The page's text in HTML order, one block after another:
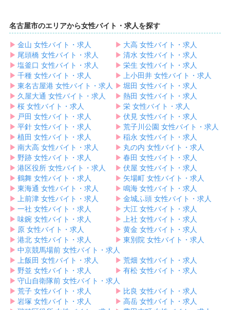
名古屋市のエリアから女性バイト・求人を探す
▶︎ 金山 女性バイト・求人 ▶︎ 大高 女性バイト・求人
▶︎ 尾頭橋 女性バイト・求人 ▶︎ 清水 女性バイト・求人
▶︎ 塩釜口 女性バイト・求人 ▶︎ 栄生 女性バイト・求人
▶︎ 千種 女性バイト・求人 ▶︎ 上小田井 女性バイト・求人
▶︎ 東名古屋港 女性バイト・求人 ▶︎ 堀田 女性バイト・求人
▶︎ 久屋大通 女性バイト・求人 ▶︎ 熱田 女性バイト・求人
▶︎ 桜 女性バイト・求人 ▶︎ 栄 女性バイト・求人
▶︎ 戸田 女性バイト・求人 ▶︎ 伏見 女性バイト・求人
▶︎ 平針 女性バイト・求人 ▶︎ 荒子川公園 女性バイト・求人
▶︎ 植田 女性バイト・求人 ▶︎ 稲永 女性バイト・求人
▶︎ 南大高 女性バイト・求人 ▶︎ 丸の内 女性バイト・求人
▶︎ 野跡 女性バイト・求人 ▶︎ 春田 女性バイト・求人
▶︎ 港区役所 女性バイト・求人 ▶︎ 伏屋 女性バイト・求人
▶︎ 鶴舞 女性バイト・求人 ▶︎ 矢場町 女性バイト・求人
▶︎ 東海通 女性バイト・求人 ▶︎ 鳴海 女性バイト・求人
▶︎ 上前津 女性バイト・求人 ▶︎ 金城ふ頭 女性バイト・求人
▶︎ 一社 女性バイト・求人 ▶︎ 大江 女性バイト・求人
▶︎ 味鋺 女性バイト・求人 ▶︎ 上社 女性バイト・求人
▶︎ 原 女性バイト・求人 ▶︎ 黄金 女性バイト・求人
▶︎ 港北 女性バイト・求人 ▶︎ 東別院 女性バイト・求人
▶︎ 中京競馬場前 女性バイト・求人
▶︎ 上飯田 女性バイト・求人 ▶︎ 荒畑 女性バイト・求人
▶︎ 野並 女性バイト・求人 ▶︎ 有松 女性バイト・求人
▶︎ 守山自衛隊前 女性バイト・求人
▶︎ 荒子 女性バイト・求人 ▶︎ 比良 女性バイト・求人
▶︎ 岩塚 女性バイト・求人 ▶︎ 高岳 女性バイト・求人